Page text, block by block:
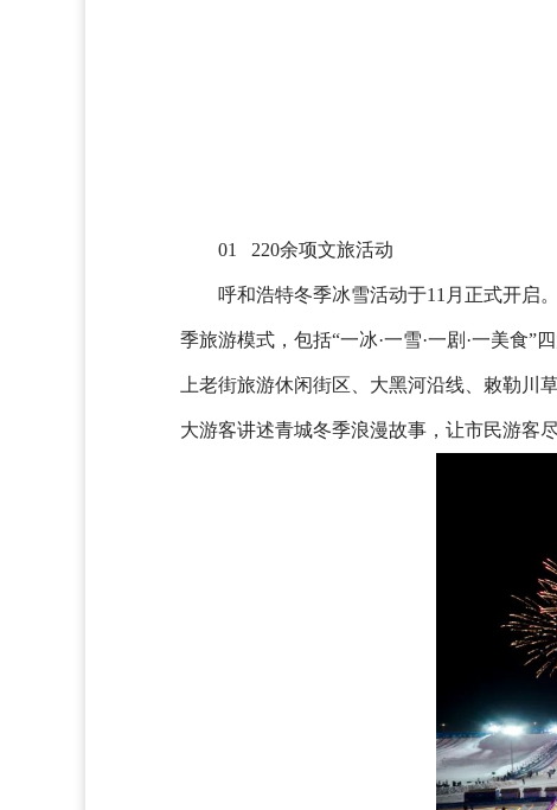
01 220余项文旅活动
呼和浩特冬季冰雪活动于11月正式开启
季旅游模式，包括“一冰·一雪·一剧·一美食
上老街旅游休闲街区、大黑河沿线、敕勒
大游客讲述青城冬季浪漫故事，让市民游客